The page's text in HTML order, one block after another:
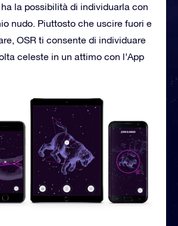
la possibilità di individuarla con
nudo. Piuttosto che uscire fuori e
OSR ti consente di individuare
celeste in un attimo con l’App